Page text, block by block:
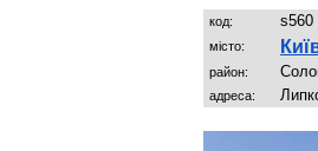
код: s560
місто:
район:
адреса: